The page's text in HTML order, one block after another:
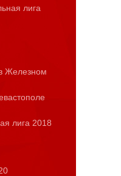
лига
Железном
лига 2018